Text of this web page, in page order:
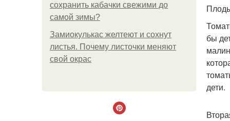
сохранить кабачки свежими до
самой зимы?
Замиокулькас желтеют и сохнут
листья. Почему листочки меняют
свой окрас
бы
дети.